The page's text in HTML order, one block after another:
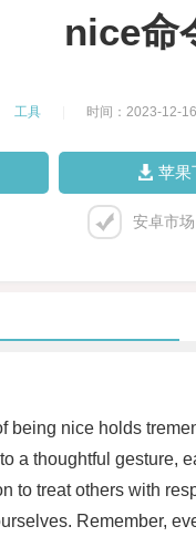
nice命
工具 时间：2023-12-16
苹果
安卓市
being nice holds
a thoughtful
to treat others with
Remember,